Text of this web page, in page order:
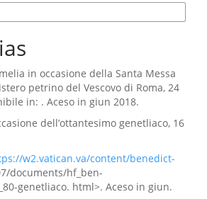
in occasione della Santa Messa
petrino del Vescovo di Roma, 24
in: . Aceso in giun 2018.
dell’ottantesimo genetliaco, 16
w2.vatican.va/content/benedict-
documents/hf_ben-
genetliaco. html>. Aceso in giun.